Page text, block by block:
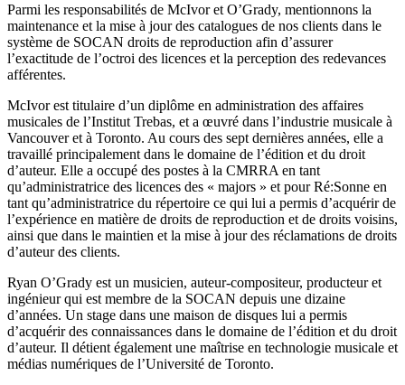
Parmi les responsabilités de McIvor et O’Grady, mentionnons la
maintenance et la mise à jour des catalogues de nos clients dans le
système de SOCAN droits de reproduction afin d’assurer
l’exactitude de l’octroi des licences et la perception des redevances
afférentes.
McIvor est titulaire d’un diplôme en administration des affaires
musicales de l’Institut Trebas, et a œuvré dans l’industrie musicale à
Vancouver et à Toronto. Au cours des sept dernières années, elle a
travaillé principalement dans le domaine de l’édition et du droit
d’auteur. Elle a occupé des postes à la CMRRA en tant
qu’administratrice des licences des « majors » et pour Ré:Sonne en
tant qu’administratrice du répertoire ce qui lui a permis d’acquérir de
l’expérience en matière de droits de reproduction et de droits voisins,
ainsi que dans le maintien et la mise à jour des réclamations de droits
d’auteur des clients.
Ryan O’Grady est un musicien, auteur-compositeur, producteur et
ingénieur qui est membre de la SOCAN depuis une dizaine
d’années. Un stage dans une maison de disques lui a permis
d’acquérir des connaissances dans le domaine de l’édition et du droit
d’auteur. Il détient également une maîtrise en technologie musicale et
médias numériques de l’Université de Toronto.